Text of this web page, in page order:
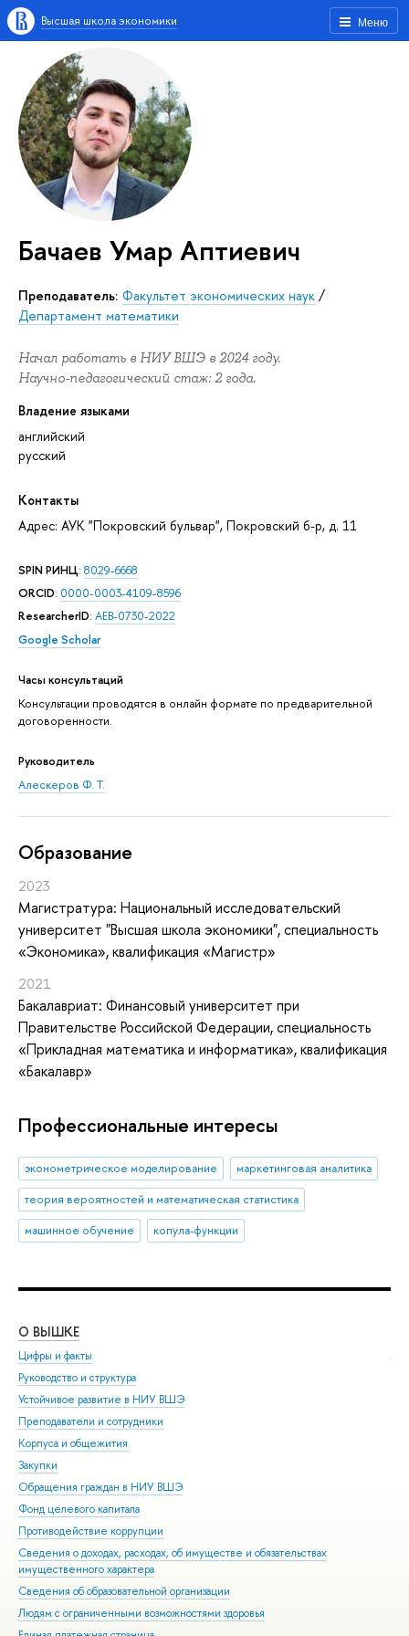
Меню
Высшая школа экономики
Бачаев Умар Аптиевич
Преподаватель: Факультет экономических наук /
Департамент математики
Начал работать в НИУ ВШЭ в 2024 году.
Научно-педагогический стаж: 2 года.
Владение языками
английский
русский
Контакты
Адрес: АУК "Покровский бульвар", Покровский б-р, д. 11
SPIN РИНЦ: 8029-6668
ORCID: 0000-0003-4109-8596
ResearcherID: AEB-0730-2022
Google Scholar
Часы консультаций
Консультации проводятся в онлайн формате по предварительной
договоренности.
Руководитель
Алескеров Ф. Т.
Oбразование
2023
Магистратура: Национальный исследовательский
университет "Высшая школа экономики", специальность
«Экономика», квалификация «Магистр»
2021
Бакалавриат: Финансовый университет при
Правительстве Российской Федерации, специальность
«Прикладная математика и информатика», квалификация
«Бакалавр»
Профессиональные интересы
эконометрическое моделирование
маркетинговая аналитика
теория вероятностей и математическая статистика
машинное обучение
копула-функции
О ВЫШКЕ
Цифры и факты
Руководство и структура
Устойчивое развитие в НИУ ВШЭ
Преподаватели и сотрудники
Корпуса и общежития
Закупки
Обращения граждан в НИУ ВШЭ
Фонд целевого капитала
Противодействие коррупции
Сведения о доходах, расходах, об имуществе и обязательствах
имущественного характера
Сведения об образовательной организации
Людям с ограниченными возможностями здоровья